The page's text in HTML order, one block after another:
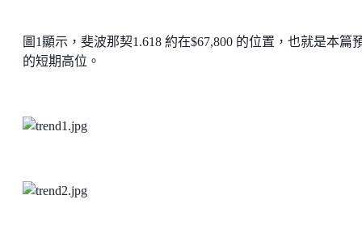
圖1顯示，斐波那契1.618 約在$67,800 的位置，也就是本篇
的短期高位。